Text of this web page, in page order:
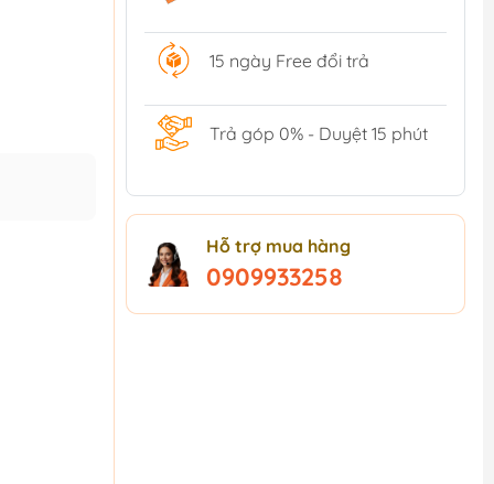
15 ngày Free đổi trả
Trả góp 0% - Duyệt 15 phút
Hỗ trợ mua hàng
0909933258